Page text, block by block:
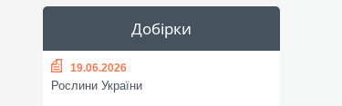
Добірки
19.06.2026
Рослини України